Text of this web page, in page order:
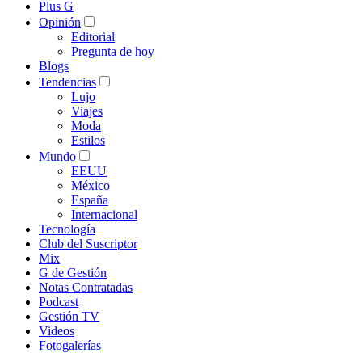
Plus G
Opinión
Editorial
Pregunta de hoy
Blogs
Tendencias
Lujo
Viajes
Moda
Estilos
Mundo
EEUU
México
España
Internacional
Tecnología
Club del Suscriptor
Mix
G de Gestión
Notas Contratadas
Podcast
Gestión TV
Videos
Fotogalerías